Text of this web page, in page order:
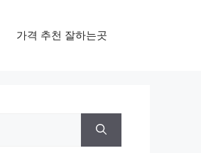
가격 추천 잘하는곳